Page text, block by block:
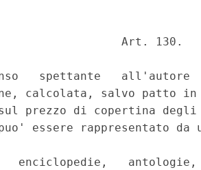
Art. 130.
spettante   all'autore
calcolata, salvo patto
prezzo di copertina
essere rappresentato
enciclopedie,